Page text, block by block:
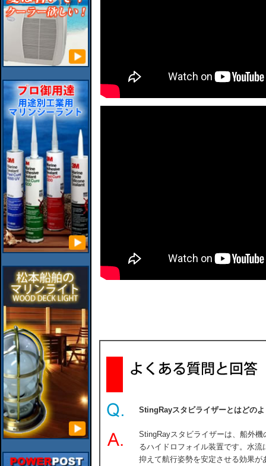
StingRayスタビライザーとはどの
StingRayスタビライザーは、船外
るハイドロフォイル装置です。水
抑えて航行姿勢を安定させる効果が